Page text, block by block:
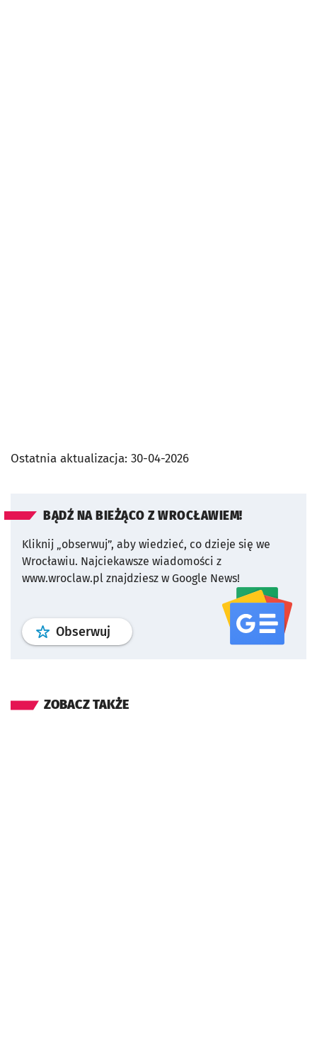
Ostatnia aktualizacja: 30-04-2026
BĄDŹ NA BIEŻĄCO Z WROCŁAWIEM!
Kliknij „obserwuj”, aby wiedzieć, co dzieje się we
Wrocławiu. Najciekawsze wiadomości z
www.wroclaw.pl znajdziesz w Google News!
Obserwuj profil serwisu
ZOBACZ TAKŻE